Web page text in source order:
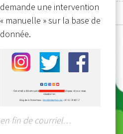
demande une intervention
« manuelle » sur la base de
donnée.
en fin de courriel…